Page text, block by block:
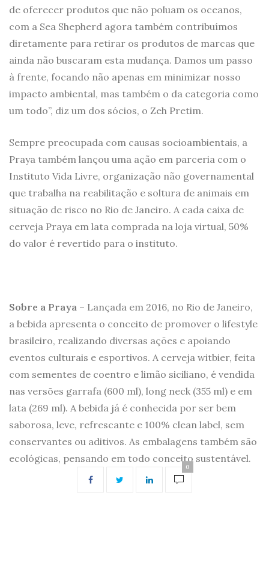
de oferecer produtos que não poluam os oceanos,
com a Sea Shepherd agora também contribuímos
diretamente para retirar os produtos de marcas que
ainda não buscaram esta mudança. Damos um passo
à frente, focando não apenas em minimizar nosso
impacto ambiental, mas também o da categoria como
um todo”, diz um dos sócios, o Zeh Pretim.
Sempre preocupada com causas socioambientais, a
Praya também lançou uma ação em parceria com o
Instituto Vida Livre, organização não governamental
que trabalha na reabilitação e soltura de animais em
situação de risco no Rio de Janeiro. A cada caixa de
cerveja Praya em lata comprada na loja virtual, 50%
do valor é revertido para o instituto.
Sobre a Praya – Lançada em 2016, no Rio de Janeiro,
a bebida apresenta o conceito de promover o lifestyle
brasileiro, realizando diversas ações e apoiando
eventos culturais e esportivos. A cerveja witbier, feita
com sementes de coentro e limão siciliano, é vendida
nas versões garrafa (600 ml), long neck (355 ml) e em
lata (269 ml). A bebida já é conhecida por ser bem
saborosa, leve, refrescante e 100% clean label, sem
conservantes ou aditivos. As embalagens também são
ecológicas, pensando em todo conceito sustentável.
0